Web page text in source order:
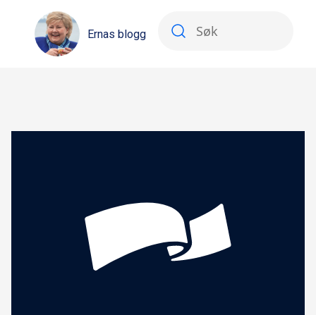
Ernas blogg